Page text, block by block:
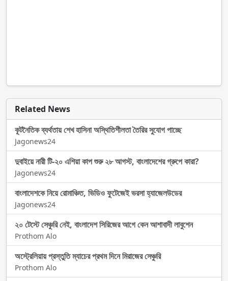
Related News
কূটনৈতিক ব্যর্থতায় শেখ হাসিনা অস্থিতিশীলতা তৈরির সুযোগ পাচ্ছে
Jagonews24
দুবাইয়ে নারী টি-২০ এশিয়া কাপ শুরু ২৮ আগস্ট, বাংলাদেশের গ্রুপে কারা?
Jagonews24
বাংলাদেশকে নিয়ে রোমাঞ্চিত, ভিডিও ফুটেজেই ভরসা হ্যাজেলউডের
Jagonews24
২০ টেস্টে সেঞ্চুরি নেই, বাংলাদেশ সিরিজের আগে কেন আশাবাদী লাবুশেন
Prothom Alo
অস্ট্রেলিয়ায় প্রস্তুতি ম্যাচের প্রথম দিনে মিরাজের সেঞ্চুরি
Prothom Alo